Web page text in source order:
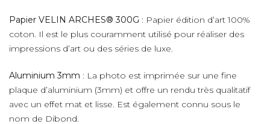
Papier VELIN ARCHES® 300G : Papier édition d’art 100%
coton. Il est le plus couramment utilisé pour réaliser des
impressions d’art ou des séries de luxe.
Aluminium 3mm : La photo est imprimée sur une fine
plaque d’aluminium (3mm) et offre un rendu très qualitatif
avec un effet mat et lisse. Est également connu sous le
nom de Dibond.